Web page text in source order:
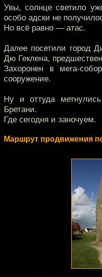
Увы, солнце светило
особо адски не
Но всё равно — атас.
Далее посетили город
Дю Геклена,
Захоронен в мега-
сооружение.
Ну и оттуда
Бретани.
Где сегодня и заночуем.
Маршрут продвижения